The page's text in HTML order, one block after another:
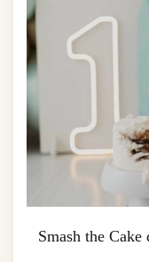
Smash the